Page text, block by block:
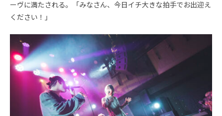
ーヴに満たされる。「みなさん、今日イチ大きな拍手でお出迎え
ください！」